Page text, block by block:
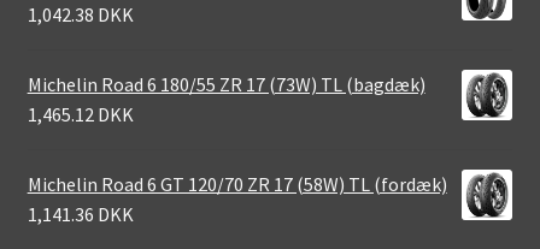
1,042.38 DKK
Michelin Road 6 180/55 ZR 17 (73W) TL (bagdæk)
1,465.12 DKK
Michelin Road 6 GT 120/70 ZR 17 (58W) TL (fordæk)
1,141.36 DKK